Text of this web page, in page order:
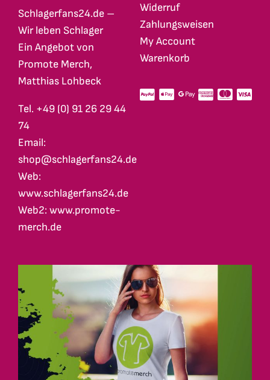
Schlagerfans24.de –
Wir leben Schlager
Ein Angebot von
Promote Merch,
Matthias Lohbeck
Tel. +49 (0) 91 26 29 44
74
Email:
shop@schlagerfans24.de
Web:
www.schlagerfans24.de
Web2: www.promote-
merch.de
Widerruf
Zahlungsweisen
My Account
Warenkorb